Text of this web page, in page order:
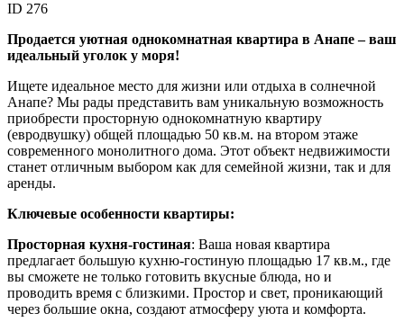
ID 276
Продается уютная однокомнатная квартира в Анапе – ваш
идеальный уголок у моря!
Ищете идеальное место для жизни или отдыха в солнечной
Анапе? Мы рады представить вам уникальную возможность
приобрести просторную однокомнатную квартиру
(евродвушку) общей площадью 50 кв.м. на втором этаже
современного монолитного дома. Этот объект недвижимости
станет отличным выбором как для семейной жизни, так и для
аренды.
Ключевые особенности квартиры:
Просторная кухня-гостиная: Ваша новая квартира
предлагает большую кухню-гостиную площадью 17 кв.м., где
вы сможете не только готовить вкусные блюда, но и
проводить время с близкими. Простор и свет, проникающий
через большие окна, создают атмосферу уюта и комфорта.